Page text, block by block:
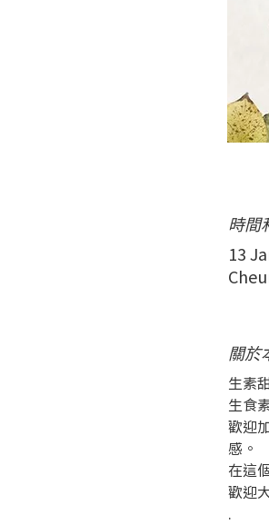
時間
13
關於
生素
生食
歡迎
感。
在這
歡迎
.